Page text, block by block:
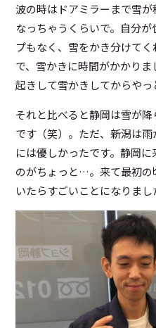
波の時はドアミラーまで雪
なっちゃうくらいで。自分
プもなく、雪をかき分けて
で、雪かきに時間がかかり
起きして雪かきしてからやっ
それと比べると静岡は雪が
です（笑）。ただ、新潟は
には優しかったです。静岡
のがちょっと…。来て最初の
いたらすごいことになりまし